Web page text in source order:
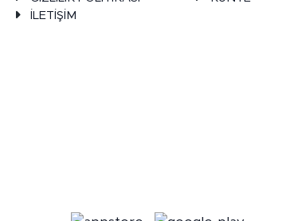
İLETİŞİM